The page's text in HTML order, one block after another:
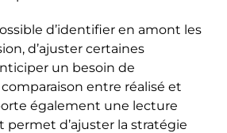
d’identifier en amont les
d’ajuster certaines
un besoin de
entre réalisé et
également une lecture
permet d’ajuster la stratégie